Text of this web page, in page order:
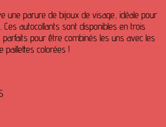
une parure de bijoux de visage, idéale pour
Ces autocollants sont disponibles en trois
pour être combinés les uns avec les
paillettes colorées !